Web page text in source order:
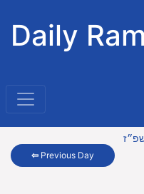
Daily
⇦ Previous Day